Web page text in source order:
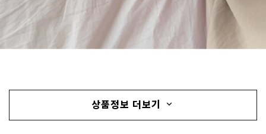
상품정보 더보기